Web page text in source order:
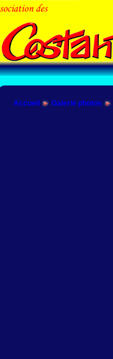
Accueil Galerie photos